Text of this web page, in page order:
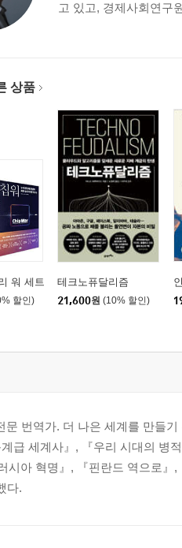
학을 더 잘하는 이유
정 | 재능보다 태도가 중요하다 |
아온 놀라운 기회
친구들은 모두 키프 애들이에요.”
공립학교 | 노력과 휴식은 병행
려하지 않은 일상 속으로 | 21세
카에서 온 이야기
사람과 비범한 사람을 가르는 그
드웰의 귀환을 반기며
사람을 만났을 때: 오해의 끝
ㅣ명백한 사건, 불충분한 해석ㅣ
고 있고, 경제사회연구
상품
워 세트
할인)
테크노퓨달리즘
21,600원 (10% 할인)
문 번역가. 더 나은 세계를 만들
급 세계사』, 『우리 시대의 병
러시아 혁명』, 『핀란드 역으로
다.